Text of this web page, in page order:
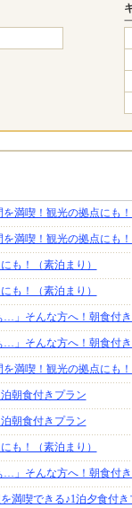
満喫！観光の拠点にも！
満喫！観光の拠点にも！
も！（素泊まり）
も！（素泊まり）
…」そんな方へ！朝食付
…」そんな方へ！朝食付
満喫！観光の拠点にも！
朝食付きプラン
朝食付きプラン
も！（素泊まり）
…」そんな方へ！朝食付
満喫できる♪1泊夕食付き